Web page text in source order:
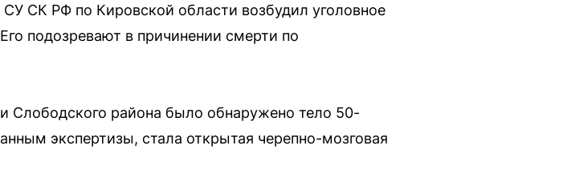
СК РФ по Кировской области возбудил уголовное
подозревают в причинении смерти по
Слободского района было обнаружено тело 50-
экспертизы, стала открытая черепно-мозговая